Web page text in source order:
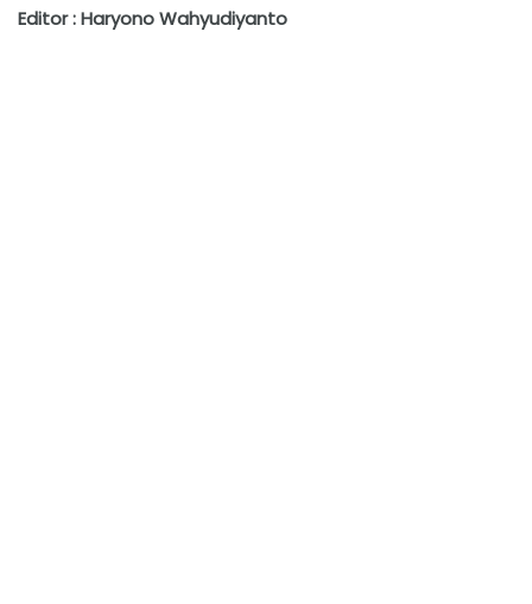
Editor : Haryono Wahyudiyanto